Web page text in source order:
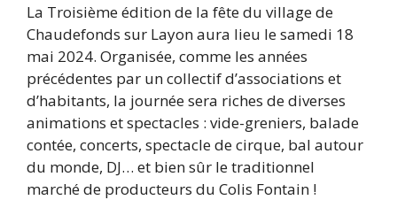
La Troisième édition de la fête du village de
Chaudefonds sur Layon aura lieu le samedi 18
mai 2024. Organisée, comme les années
précédentes par un collectif d’associations et
d’habitants, la journée sera riches de diverses
animations et spectacles : vide-greniers, balade
contée, concerts, spectacle de cirque, bal autour
du monde, DJ… et bien sûr le traditionnel
marché de producteurs du Colis Fontain !